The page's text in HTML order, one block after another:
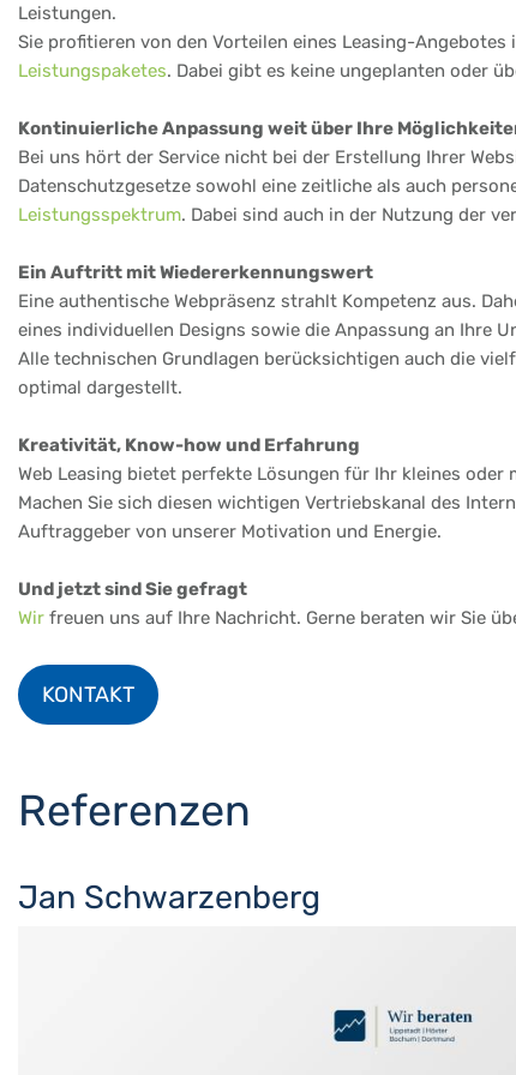
Leistungen.
Sie profitieren von den Vorteilen eines Leasing-
Leistungspaketes. Dabei gibt es keine ungeplanten oder
Kontinuierliche Anpassung weit über Ihre
Bei uns hört der Service nicht bei der Erstellung Ihrer
Datenschutzgesetze sowohl eine zeitliche als auch
Leistungsspektrum. Dabei sind auch in der Nutzung der
Ein Auftritt mit Wiedererkennungswert
Eine authentische Webpräsenz strahlt Kompetenz aus.
eines individuellen Designs sowie die Anpassung an Ihre
Alle technischen Grundlagen berücksichtigen auch die
optimal dargestellt.
Kreativität, Know-how und Erfahrung
Web Leasing bietet perfekte Lösungen für Ihr kleines
Machen Sie sich diesen wichtigen Vertriebskanal des
Auftraggeber von unserer Motivation und Energie.
Und jetzt sind Sie gefragt
Wir freuen uns auf Ihre Nachricht. Gerne beraten wir Sie
KONTAKT
Referenzen
Jan Schwarzenberg